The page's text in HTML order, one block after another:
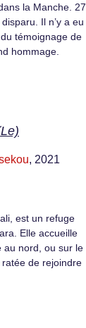
la Manche. 27
Il n’y a eu
témoignage de
hommage.
, 2021
est un refuge
Elle accueille
au nord, ou sur le
de rejoindre